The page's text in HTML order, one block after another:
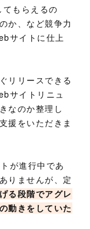
もらえるの
か、など競争力
サイトに仕上
リリースできる
サイトリニュ
なのか整理し
援をいただきま
が進行中であ
りませんが、定
る段階でアグレ
動きをしていた